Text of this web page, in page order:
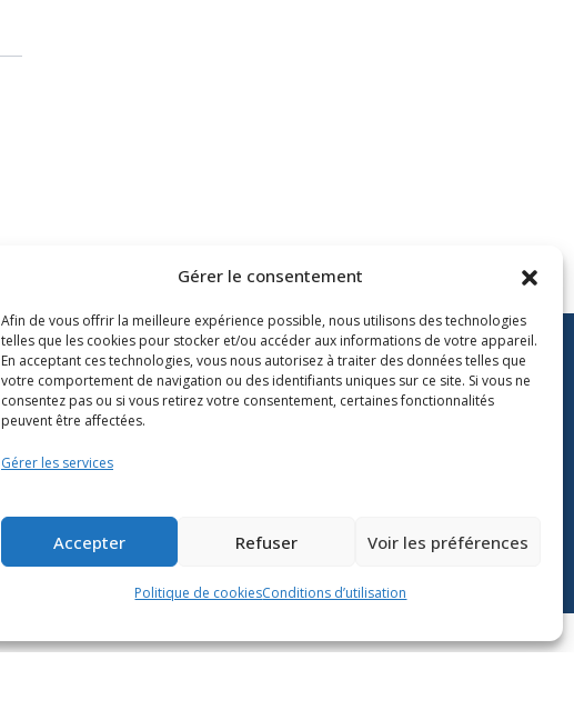
Gérer le consentement
Afin de vous offrir la meilleure expérience possible, nous utilisons des technologies
telles que les cookies pour stocker et/ou accéder aux informations de votre appareil.
En acceptant ces technologies, vous nous autorisez à traiter des données telles que
votre comportement de navigation ou des identifiants uniques sur ce site. Si vous ne
consentez pas ou si vous retirez votre consentement, certaines fonctionnalités
peuvent être affectées.
Gérer les services
Accepter Refuser Voir les préférences
Politique de cookiesConditions d’utilisation
Suivre l’actualité du